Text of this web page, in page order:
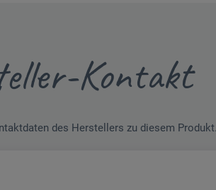
Kontakt
des Herstellers zu diesem